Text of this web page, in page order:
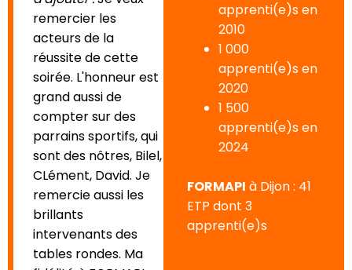
remercier les
acteurs de la
réussite de cette
soirée. L'honneur est
grand aussi de
compter sur des
parrains sportifs, qui
sont des nôtres, Bilel,
CLément, David. Je
remercie aussi les
brillants
intervenants des
tables rondes. Ma
apprenti(e)s en
2010
1 000
apprenti(e)s en
2020
1 500
apprenti(e)s en
2024
FORMAPI à Dijon : 41
ETP dont 3
apprenti(e)s